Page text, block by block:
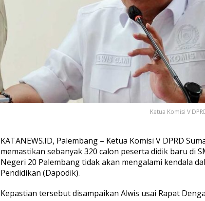
2
0
A
m
T
e
t
a
p
a
Ketua Komisi V
KATANEWS.ID, Palembang – Ketua Komisi V DPRD
memastikan sebanyak 320 calon peserta didik baru di
Negeri 20 Palembang tidak akan mengalami kendala
Pendidikan (Dapodik).
Kepastian tersebut disampaikan Alwis usai Rapat